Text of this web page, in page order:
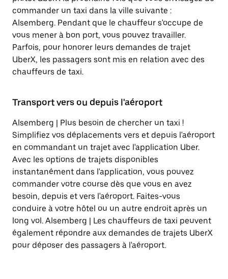
commander un taxi dans la ville suivante :
Alsemberg. Pendant que le chauffeur s'occupe de
vous mener à bon port, vous pouvez travailler.
Parfois, pour honorer leurs demandes de trajet
UberX, les passagers sont mis en relation avec des
chauffeurs de taxi.
Transport vers ou depuis l'aéroport
Alsemberg | Plus besoin de chercher un taxi !
Simplifiez vos déplacements vers et depuis l'aéroport
en commandant un trajet avec l'application Uber.
Avec les options de trajets disponibles
instantanément dans l'application, vous pouvez
commander votre course dès que vous en avez
besoin, depuis et vers l'aéroport. Faites-vous
conduire à votre hôtel ou un autre endroit après un
long vol. Alsemberg | Les chauffeurs de taxi peuvent
également répondre aux demandes de trajets UberX
pour déposer des passagers à l'aéroport.